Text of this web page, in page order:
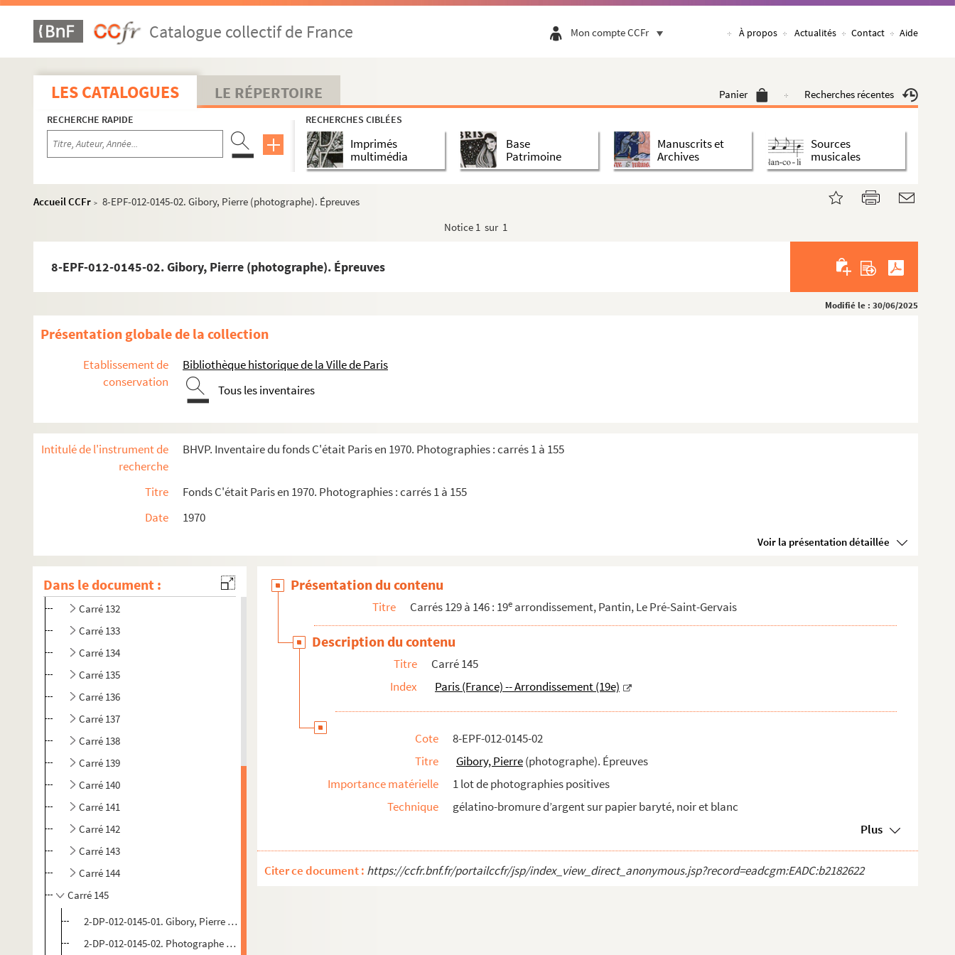
Catalogue collectif de France Mon compte CCFr À propos Actualités Contact Aide
LES CATALOGUES LE RÉPERTOIRE Panier Recherches récentes
RECHERCHE RAPIDE RECHERCHES CIBLÉES
Imprimés
multimédia
Base
Patrimoine
Manuscrits et
Archives
Sources
musicales
Accueil CCFr > 8-EPF-012-0145-02. Gibory, Pierre (photographe). Épreuves
Notice 1 sur 1
8-EPF-012-0145-02. Gibory, Pierre (photographe). Épreuves
Modifié le : 30/06/2025
Présentation globale de la collection
Etablissement de
conservation
Bibliothèque historique de la Ville de Paris
Tous les inventaires
Intitulé de l'instrument de
recherche
BHVP. Inventaire du fonds C'était Paris en 1970. Photographies : carrés 1 à 155
Titre
Fonds C'était Paris en 1970. Photographies : carrés 1 à 155
Date
1970
Voir la présentation détaillée
Dans le document :
Carrés 1 à 9. 17 arrondissement
Carrés 10 à 28. 17earrondissement
arrondissements
e
Carrés 69 à 88 : 18earrondissement
Carrés 89 à 108 : 18e et 19
Carrés 109 à 128 : 19earrondissement
arrondissement, Pantin, Le Pré-Saint-Gervais
Carré 129
Carré 131
Carré 132
Carré 133
Carré 134
Carré 135
Carré 136
Carré 137
Carré 138
Carré 139
Carré 140
Carré 141
Carré 142
Carré 143
Carré 144
Carré 145
2-DP-012-0145-01. Gibory, Pierre (photographe). Diapositives
2-DP-012-0145-02. Photographe non identifié. Diapositives
Présentation du contenu
Titre Carrés 129 à 146 : 19e arrondissement, Pantin, Le Pré-Saint-Gervais
Description du contenu
Titre
Carré 145
Index
Paris (France) -- Arrondissement (19e)
Cote
8-EPF-012-0145-02
Titre
Gibory, Pierre(photographe). Épreuves
Importance matérielle
1 lot de photographies positives
Technique
gélatino-bromure d’argent sur papier baryté, noir et blanc
Plus
Citer ce document : https://ccfr.bnf.fr/portailccfr/jsp/index_view_direct_anonymous.jsp?record=eadcgm:EADC:b2182622